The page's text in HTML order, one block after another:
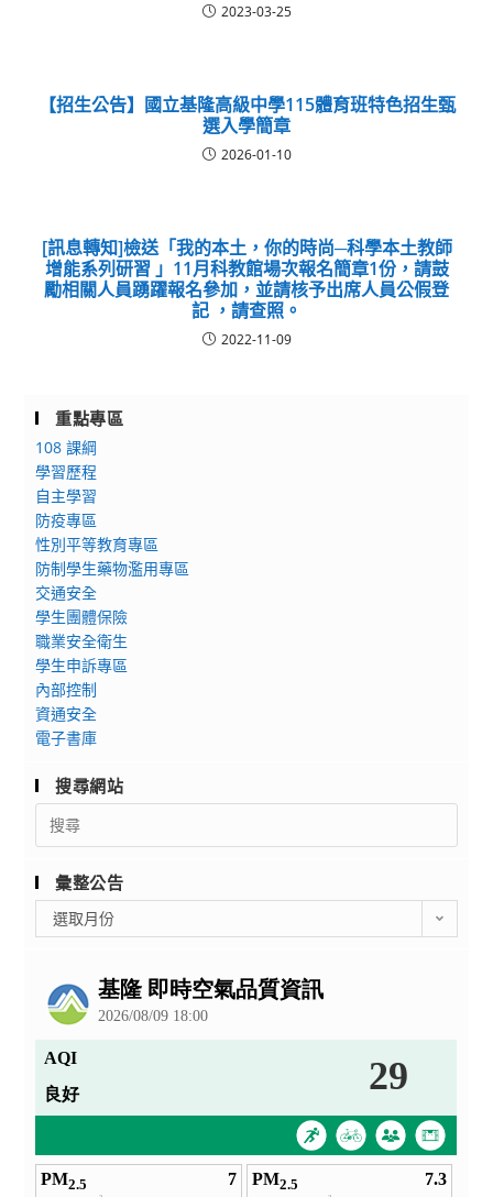
2023-03-25
【招生公告】國立基隆高級中學115體育班特色招生甄
選入學簡章
2026-01-10
[訊息轉知]檢送「我的本土，你的時尚─科學本土教師
增能系列研習 」11月科教館場次報名簡章1份，請鼓
勵相關人員踴躍報名參加，並請核予出席人員公假登
記 ，請查照。
2022-11-09
重點專區
108 課綱
學習歷程
自主學習
防疫專區
性別平等教育專區
防制學生藥物濫用專區
交通安全
學生團體保險
職業安全衛生
學生申訴專區
內部控制
資通安全
電子書庫
搜尋網站
Search
for:
彙整公告
整
選取月份